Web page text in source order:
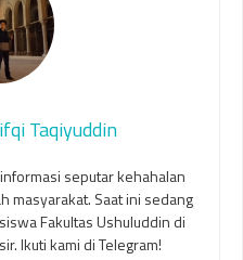
Taqiyuddin
seputar kehahalan
masyarakat. Saat ini sedang
Fakultas Ushuluddin di
Ikuti kami di Telegram!